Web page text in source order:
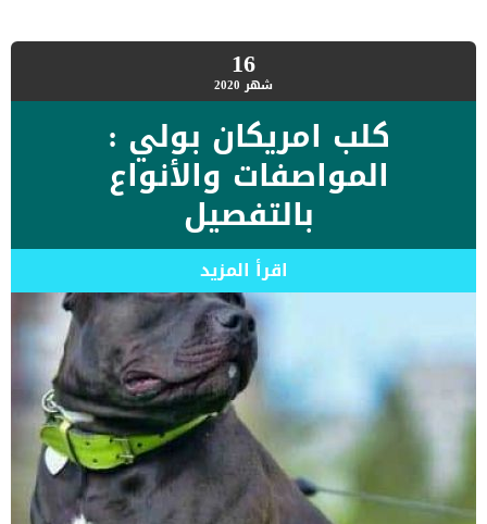
16شهر 2020
كلب امريكان بولي :
المواصفات والأنواع
بالتفصيل
اقرأ المزيد